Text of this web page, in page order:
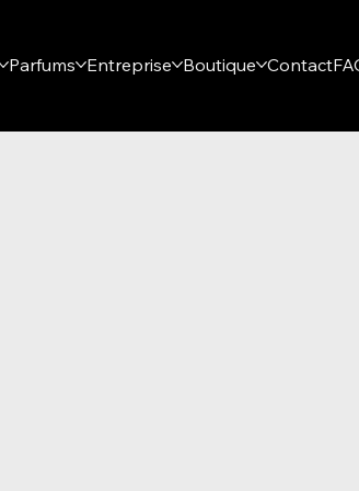
Parfums Entreprise Boutique Contact